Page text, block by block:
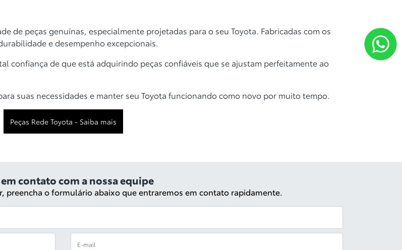
de peças genuínas, especialmente projetadas para o seu Toyota. Fabricadas com os
e desempenho excepcionais.
confiança de que está adquirindo peças confiáveis que se ajustam perfeitamente ao
suas necessidades e manter seu Toyota funcionando como novo por muito tempo.
Peças Rede Toyota - Saiba mais
contato com a nossa equipe
preencha o formulário abaixo que entraremos em contato rapidamente.